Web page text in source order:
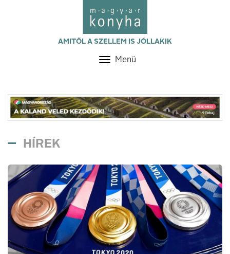
AMITŐL A SZELLEM IS JÓLLAKIK
Toggle
Menü
HÍREK